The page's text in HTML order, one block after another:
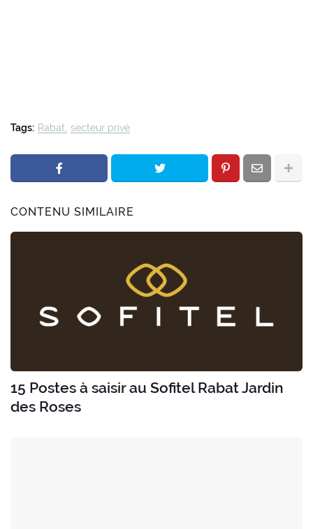
Tags: Rabat secteur privé
CONTENU SIMILAIRE
15 Postes à saisir au Sofitel Rabat Jardin
des Roses